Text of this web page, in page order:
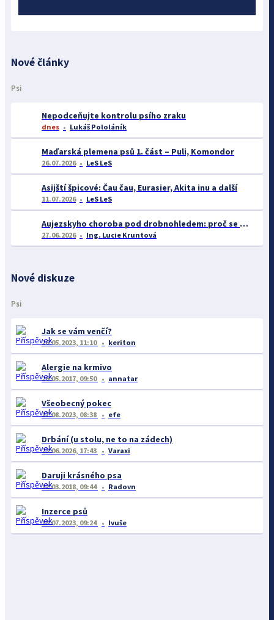
Nové články
Psi
Nepodceňujte kontrolu psího zraku
dnes Lukáš Pololáník
Maďarská plemena psů 1. část – Puli, Komondor
26.07.2026 LeS LeS
Asijští špicové: Čau čau, Eurasier, Akita inu a další
11.07.2026 LeS LeS
Aujezskyho choroba pod drobnohledem: proč se o ní nyní mluví více než dříve
27.06.2026 Ing. Lucie Kruntová
Nové diskuze
Psi
Jak se vám venčí?
26.05.2023, 11:10 keriton
Alergie na krmivo
26.05.2017, 09:50 annatar
Všeobecný pokec
17.08.2023, 08:38 efe
Drbání (u stolu, ne to na zádech)
23.06.2026, 17:43 Varaxi
Daruji krásného psa
12.03.2018, 09:44 Radovn
Inzerce psů
13.07.2023, 09:24 Ivuše